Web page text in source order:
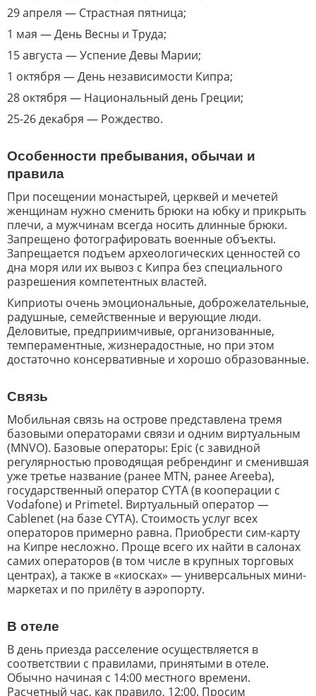
29 апреля — Страстная пятница;
1 мая — День Весны и Труда;
15 августа — Успение Девы Марии;
1 октября — День независимости Кипра;
28 октября — Национальный день Греции;
25-26 декабря — Рождество.
Особенности пребывания, обычаи и
правила
При посещении монастырей, церквей и мечетей
женщинам нужно сменить брюки на юбку и прикрыть
плечи, а мужчинам всегда носить длинные брюки.
Запрещено фотографировать военные объекты.
Запрещается подъем археологических ценностей со
дна моря или их вывоз с Кипра без специального
разрешения компетентных властей.
Киприоты очень эмоциональные, доброжелательные,
радушные, семейственные и верующие люди.
Деловитые, предприимчивые, организованные,
темпераментные, жизнерадостные, но при этом
достаточно консервативные и хорошо образованные.
Связь
Мобильная связь на острове представлена тремя
базовыми операторами связи и одним виртуальным
(MNVO). Базовые операторы: Epic (с завидной
регулярностью проводящая ребрендинг и сменившая
уже третье название (ранее MTN, ранее Areeba),
государственный оператор CYTA (в кооперации с
Vodafone) и Primetel. Виртуальный оператор —
Cablenet (на базе CYTA). Стоимость услуг всех
операторов примерно равна. Приобрести сим-карту
на Кипре несложно. Проще всего их найти в салонах
самих операторов (в том числе в крупных торговых
центрах), а также в «киосках» — универсальных мини-
маркетах и по прилёту в аэропорту.
В отеле
В день приезда расселение осуществляется в
соответствии с правилами, принятыми в отеле.
Обычно начиная с 14:00 местного времени.
Расчетный час, как правило, 12:00. Просим